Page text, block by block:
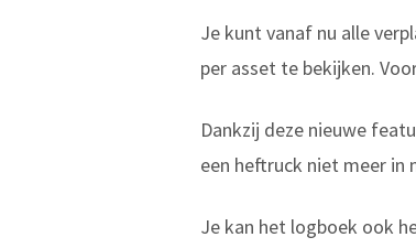
Je kunt vanaf nu alle
per asset te bekijken.
Dankzij deze nieuwe
een heftruck niet meer in
Je kan het logboek ook